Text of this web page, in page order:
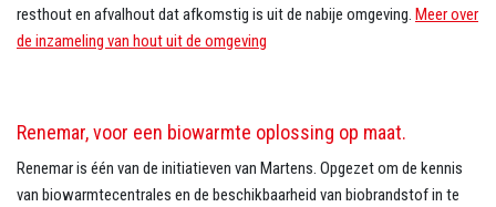
resthout en afvalhout dat afkomstig is uit de nabije omgeving. Meer over
de inzameling van hout uit de omgeving
Renemar, voor een biowarmte oplossing op maat.
Renemar is één van de initiatieven van Martens. Opgezet om de kennis
van biowarmtecentrales en de beschikbaarheid van biobrandstof in te